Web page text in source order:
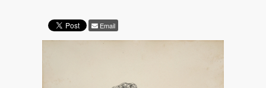
Email